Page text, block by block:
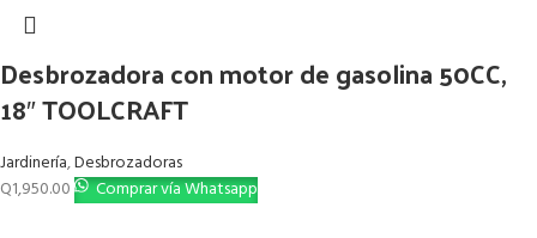
Desbrozadora con motor de gasolina 50CC,
18″ TOOLCRAFT
Jardinería,Desbrozadoras
Q1,950.00 Comprar vía Whatsapp